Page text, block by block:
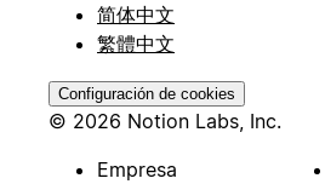
简体中文
繁體中文
Configuración de cookies
© 2026 Notion Labs, Inc.
Empresa